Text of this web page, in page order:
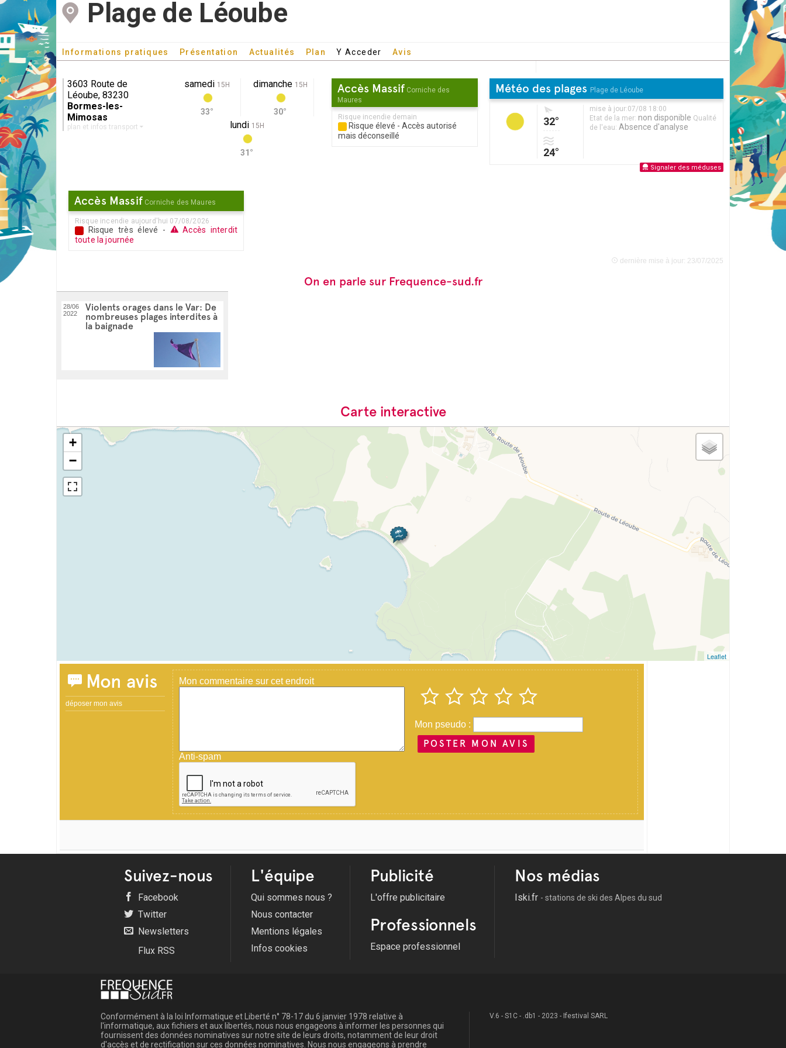
Plage de Léoube
Informations pratiques Présentation Actualités Plan Y Acceder Avis
3603 Route de
Léoube, 83230
Bormes-les-
Mimosas
plan et infos transport
samedi 15H
33°
dimanche 15H
30°
lundi 15H
31°
Accès Massif Corniche des
Maures
Risque incendie demain
Risque élevé - Accès autorisé
mais déconseillé
Météo des plages Plage de Léoube
32°
24°
mise à jour:07/08 18:00
Etat de la mer: non disponible Qualité
de l'eau: Absence d'analyse
Signaler des méduses
Accès MassifCorniche des Maures
Risque incendie aujourd'hui 07/08/2026
Risque très élevé -
Accès interdit
toute la journée
dernière mise à jour: 23/07/2025
On en parle sur Frequence-sud.fr
28/06
2022
Violents orages dans le Var: De
nombreuses plages interdites à
la baignade
Carte interactive
+
−
Leaflet
Mon avis
déposer mon avis
Mon commentaire sur cet endroit
Anti-spam
Mon pseudo :
POSTER MON AVIS
Suivez-nous
Facebook
Twitter
Newsletters
Flux RSS
L'équipe
Qui sommes nous ?
Nous contacter
Mentions légales
Infos cookies
Publicité
L'offre publicitaire
Professionnels
Espace professionnel
Nos médias
Iski.fr - stations de ski des Alpes du sud
Conformément à la loi Informatique et Liberté n° 78-17 du 6 janvier 1978 relative à
l'informatique, aux fichiers et aux libertés, nous nous engageons à informer les personnes qui
fournissent des données nominatives sur notre site de leurs droits, notamment de leur droit
d'accès et de rectification sur ces données nominatives. Nous nous engageons à prendre
V.6 - S1C - .db1 - 2023 - Ifestival SARL